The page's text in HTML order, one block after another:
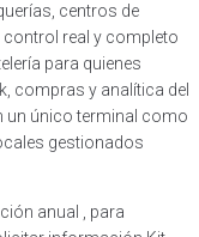
centros de
control real y completo
para quienes
compras y analítica del
un único terminal como
gestionados
anual , para